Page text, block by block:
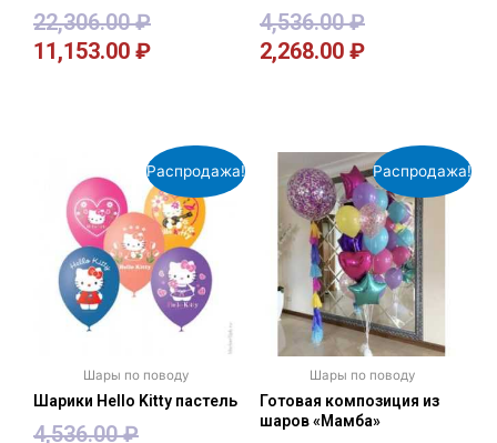
22,306.00₽
11,153.00 ₽
4,536.00₽
2,268.00 ₽
Распродажа!
Шары по поводу
Шарики Hello Kitty пастель
4,536.00₽
Распродажа!
Шары по поводу
Готовая композиция из
шаров «Мамба»